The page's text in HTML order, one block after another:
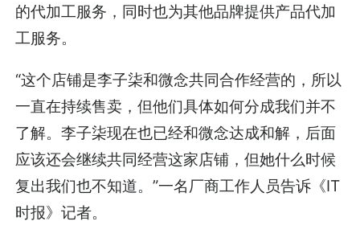
的代加工服务，同时也为其他品牌提供产品代加
工服务。
“这个店铺是李子柒和微念共同合作经营的，所以
一直在持续售卖，但他们具体如何分成我们并不
了解。李子柒现在也已经和微念达成和解，后面
应该还会继续共同经营这家店铺，但她什么时候
复出我们也不知道。”一名厂商工作人员告诉《IT
时报》记者。